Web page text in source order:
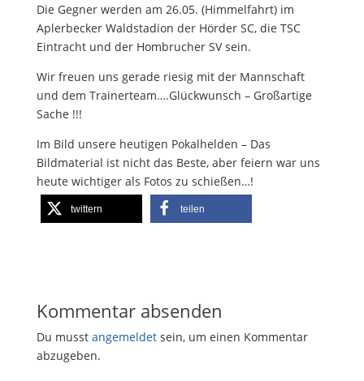
Die Gegner werden am 26.05. (Himmelfahrt) im
Aplerbecker Waldstadion der Hörder SC, die TSC
Eintracht und der Hombrucher SV sein.
Wir freuen uns gerade riesig mit der Mannschaft
und dem Trainerteam….Glückwunsch – Großartige
Sache !!!
Im Bild unsere heutigen Pokalhelden – Das
Bildmaterial ist nicht das Beste, aber feiern war uns
heute wichtiger als Fotos zu schießen…!
twittern teilen
Kommentar absenden
Du musst angemeldetsein, um einen Kommentar
abzugeben.